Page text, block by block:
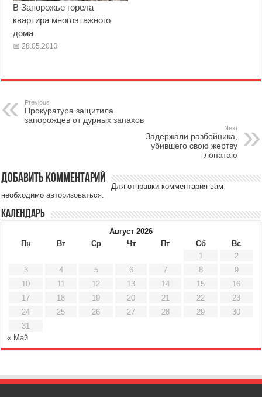
В Запорожье горела
квартира многоэтажного
дома
28.05.2013
Previous
Прокуратура защитила
запорожцев от дурных запахов
Next
Задержали разбойника,
убившего свою жертву
лопатаю
Добавить комментарий
Для отправки комментария вам
необходимоавторизоваться.
Календарь
Август 2026
Пн
Вт Ср Чт Пт Сб
Вс
1
2
3
4 5 6 7 8
9
10
11 12 13 14 15
16
17
18 19 20 21 22
23
24
25 26 27 28 29
30
31
« Май